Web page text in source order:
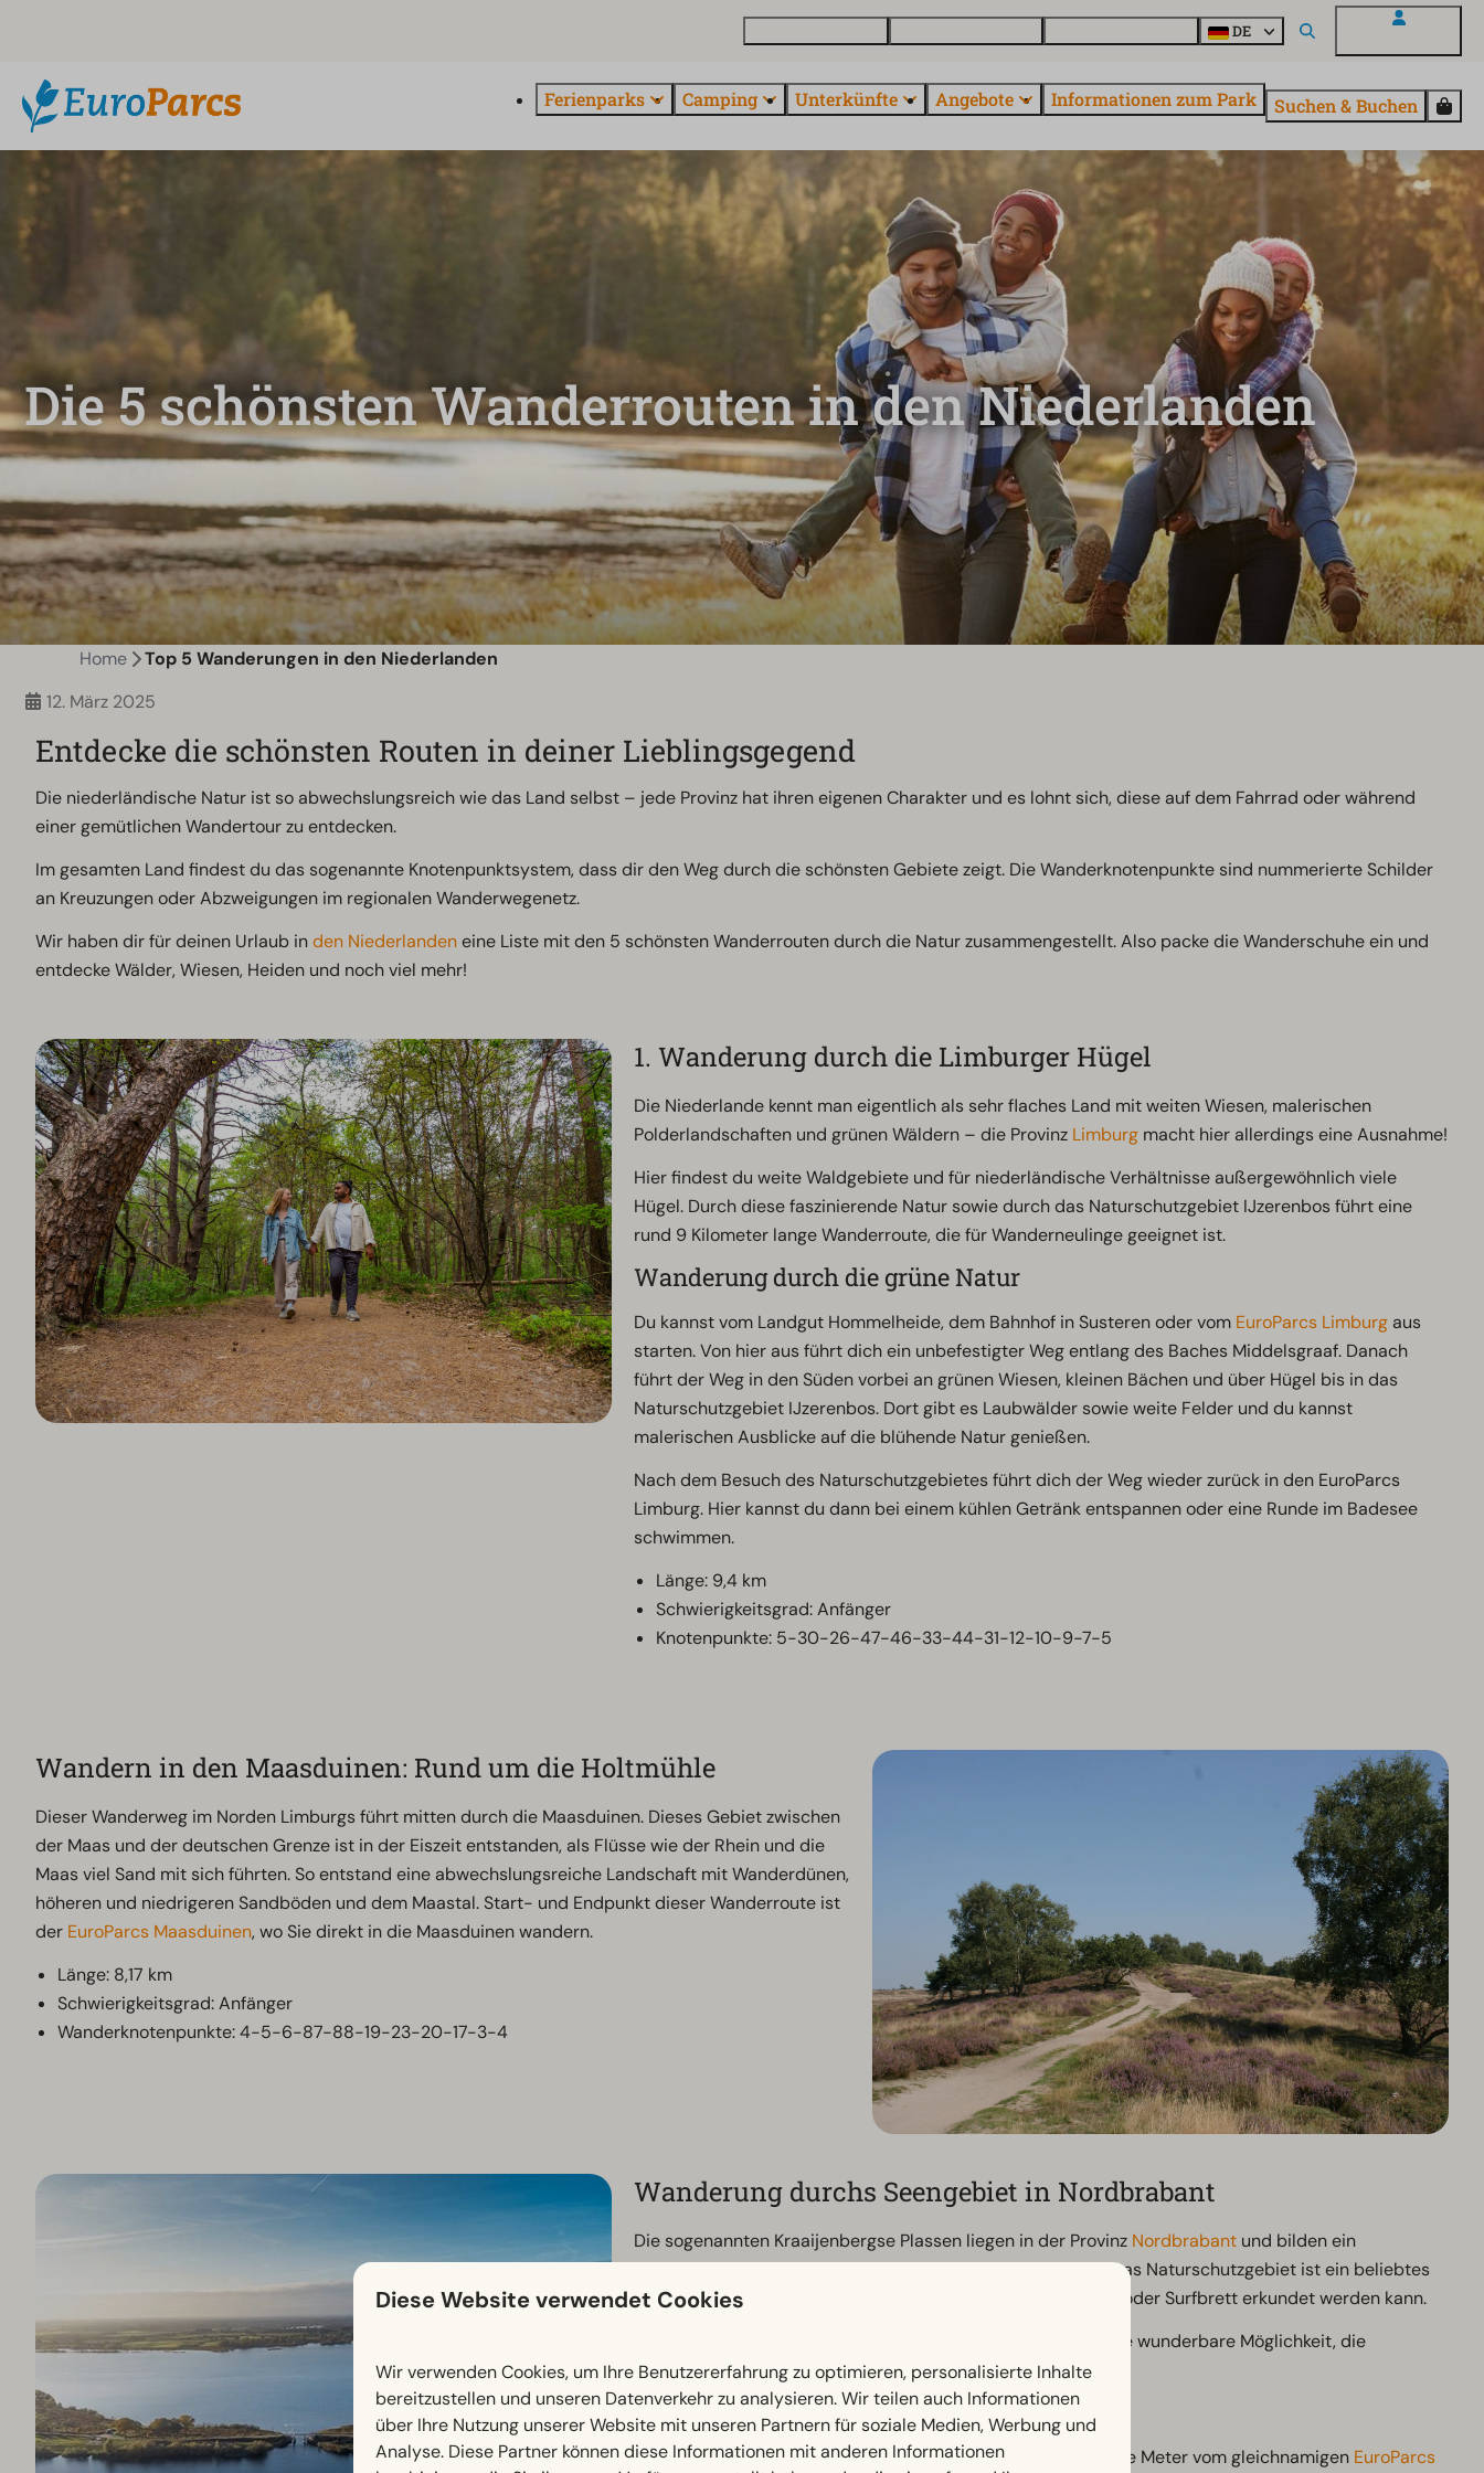
DE
Ferienparks Camping Unterkünfte Angebote Informationen zum Park Suchen & Buchen
Die 5 schönsten Wanderrouten in den Niederlanden
Home
Top 5 Wanderungen in den Niederlanden
12. März 2025
Entdecke die schönsten Routen in deiner Lieblingsgegend
Die niederländische Natur ist so abwechslungsreich wie das Land selbst – jede Provinz hat ihren eigenen Charakter und es lohnt sich, diese auf dem Fahrrad oder während
einer gemütlichen Wandertour zu entdecken.
Im gesamten Land findest du das sogenannte Knotenpunktsystem, dass dir den Weg durch die schönsten Gebiete zeigt. Die Wanderknotenpunkte sind nummerierte Schilder
an Kreuzungen oder Abzweigungen im regionalen Wanderwegenetz.
Wir haben dir für deinen Urlaub inden Niederlandeneine Liste mit den 5 schönsten Wanderrouten durch die Natur zusammengestellt. Also packe die Wanderschuhe ein und
entdecke Wälder, Wiesen, Heiden und noch viel mehr!
1. Wanderung durch die Limburger Hügel
Die Niederlande kennt man eigentlich als sehr flaches Land mit weiten Wiesen, malerischen
Polderlandschaften und grünen Wäldern – die Provinz Limburgmacht hier allerdings eine Ausnahme!
Hier findest du weite Waldgebiete und für niederländische Verhältnisse außergewöhnlich viele
Hügel. Durch diese faszinierende Natur sowie durch das Naturschutzgebiet IJzerenbos führt eine
rund 9 Kilometer lange Wanderroute, die für Wanderneulinge geeignet ist.
Wanderung durch die grüne Natur
Du kannst vom Landgut Hommelheide, dem Bahnhof in Susteren oder vom EuroParcs Limburgaus
starten. Von hier aus führt dich ein unbefestigter Weg entlang des Baches Middelsgraaf. Danach
führt der Weg in den Süden vorbei an grünen Wiesen, kleinen Bächen und über Hügel bis in das
Naturschutzgebiet IJzerenbos. Dort gibt es Laubwälder sowie weite Felder und du kannst
malerischen Ausblicke auf die blühende Natur genießen.
Nach dem Besuch des Naturschutzgebietes führt dich der Weg wieder zurück in den EuroParcs
Limburg. Hier kannst du dann bei einem kühlen Getränk entspannen oder eine Runde im Badesee
schwimmen.
Länge: 9,4 km
Schwierigkeitsgrad: Anfänger
Knotenpunkte: 5-30-26-47-46-33-44-31-12-10-9-7-5
Wandern in den Maasduinen: Rund um die Holtmühle
Dieser Wanderweg im Norden Limburgs führt mitten durch die Maasduinen. Dieses Gebiet zwischen
der Maas und der deutschen Grenze ist in der Eiszeit entstanden, als Flüsse wie der Rhein und die
Maas viel Sand mit sich führten. So entstand eine abwechslungsreiche Landschaft mit Wanderdünen,
höheren und niedrigeren Sandböden und dem Maastal. Start- und Endpunkt dieser Wanderroute ist
der EuroParcs Maasduinen, wo Sie direkt in die Maasduinen wandern.
Länge: 8,17 km
Schwierigkeitsgrad: Anfänger
Wanderknotenpunkte: 4-5-6-87-88-19-23-20-17-3-4
Wanderung durchs Seengebiet in Nordbrabant
Die sogenannten Kraaijenbergse Plassen liegen in der Provinz Nordbrabantund bilden ein
ausgedehntes Seengebiet mit mehr als 475 Hektar Fläche. Das Naturschutzgebiet ist ein beliebtes
Erholungs- und Wassersportgebiet, das mit dem Boot, Kanu oder Surfbrett erkundet werden kann.
Aber auch eine Wanderung um das Seengebiet herum ist eine wunderbare Möglichkeit, die
einzigartige Natur zu entdecken.
Wanderroute Kraaijenbergse Plassen
Die Umrundung der Kraaijenbergse Plassen startet nur wenige Meter vom gleichnamigen EuroParcs
Diese Website verwendet Cookies
Wir verwenden Cookies, um Ihre Benutzererfahrung zu optimieren, personalisierte Inhalte
bereitzustellen und unseren Datenverkehr zu analysieren. Wir teilen auch Informationen
über Ihre Nutzung unserer Website mit unseren Partnern für soziale Medien, Werbung und
Analyse. Diese Partner können diese Informationen mit anderen Informationen